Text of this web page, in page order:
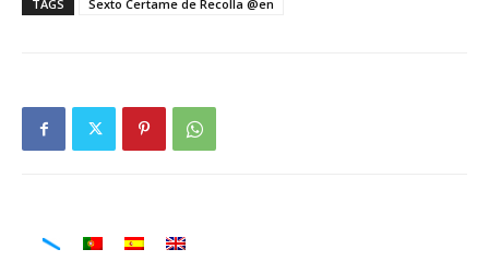
TAGS Sexto Certame de Recolla @en